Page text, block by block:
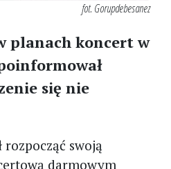
fot. Gorupdebesanez
planach koncert w
się nie
rozpocząć swoją
darmowym